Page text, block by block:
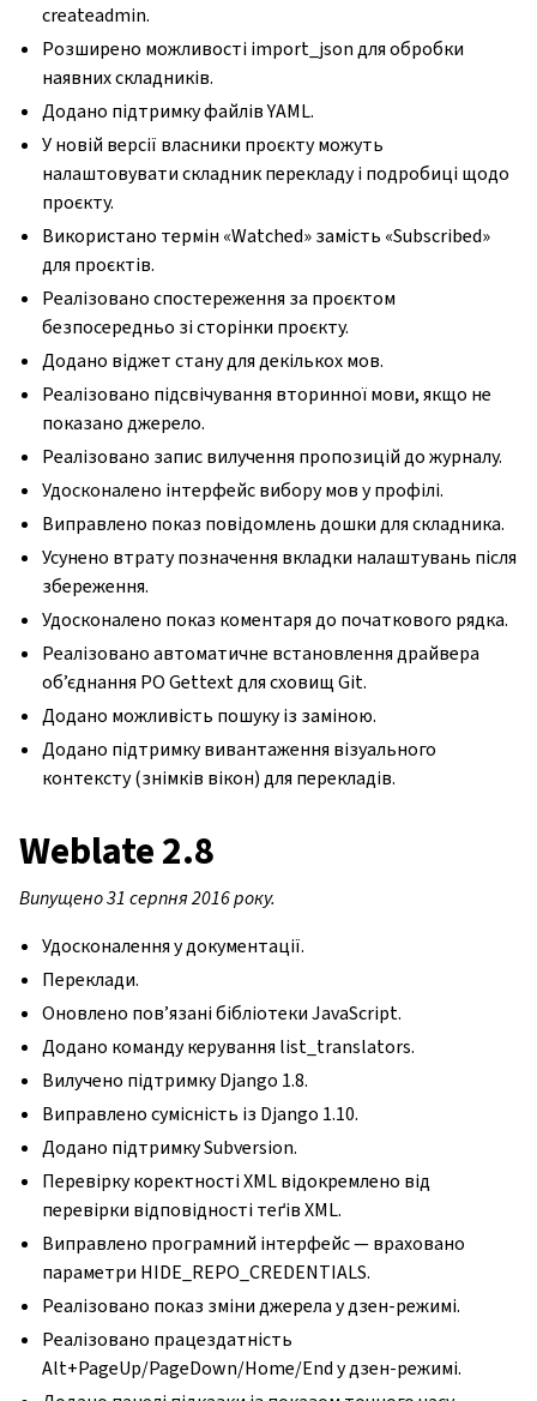
createadmin.
Розширено можливості import_json для обробки
наявних складників.
Додано підтримку файлів YAML.
У новій версії власники проєкту можуть
налаштовувати складник перекладу і подробиці щодо
проєкту.
Використано термін «Watched» замість «Subscribed»
для проєктів.
Реалізовано спостереження за проєктом
безпосередньо зі сторінки проєкту.
Додано віджет стану для декількох мов.
Реалізовано підсвічування вторинної мови, якщо не
показано джерело.
Реалізовано запис вилучення пропозицій до журналу.
Удосконалено інтерфейс вибору мов у профілі.
Виправлено показ повідомлень дошки для складника.
Усунено втрату позначення вкладки налаштувань після
збереження.
Удосконалено показ коментаря до початкового рядка.
Реалізовано автоматичне встановлення драйвера
об’єднання PO Gettext для сховищ Git.
Додано можливість пошуку із заміною.
Додано підтримку вивантаження візуального
контексту (знімків вікон) для перекладів.
Weblate 2.8
Випущено 31 серпня 2016 року.
Удосконалення у документації.
Переклади.
Оновлено пов’язані бібліотеки JavaScript.
Додано команду керування list_translators.
Вилучено підтримку Django 1.8.
Виправлено сумісність із Django 1.10.
Додано підтримку Subversion.
Перевірку коректності XML відокремлено від
перевірки відповідності теґів XML.
Виправлено програмний інтерфейс — враховано
параметри HIDE_REPO_CREDENTIALS.
Реалізовано показ зміни джерела у дзен-режимі.
Реалізовано працездатність
Alt+PageUp/PageDown/Home/End у дзен-режимі.